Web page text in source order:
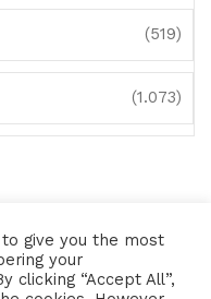
(519)
(1.073)
give you the most
your
clicking “Accept All”,